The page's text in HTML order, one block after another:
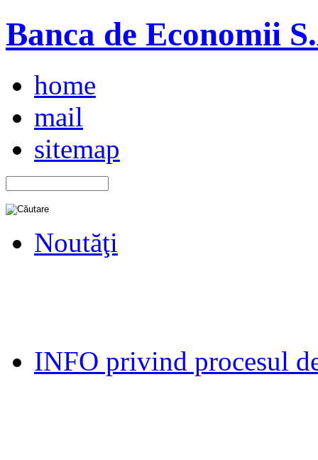
Banca de Economii
home
mail
sitemap
Noutăţi
INFO privind procesul